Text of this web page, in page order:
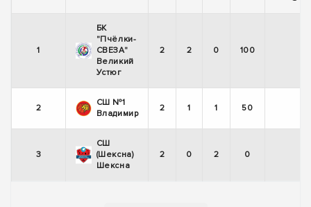
1
БК
"Пчёлки-
СВЕЗА"
Великий
Устюг
2 2 0 100
2
СШ №1
Владимир
2 1 1 50
3
СШ
(Шексна)
Шексна
2 0 2 0